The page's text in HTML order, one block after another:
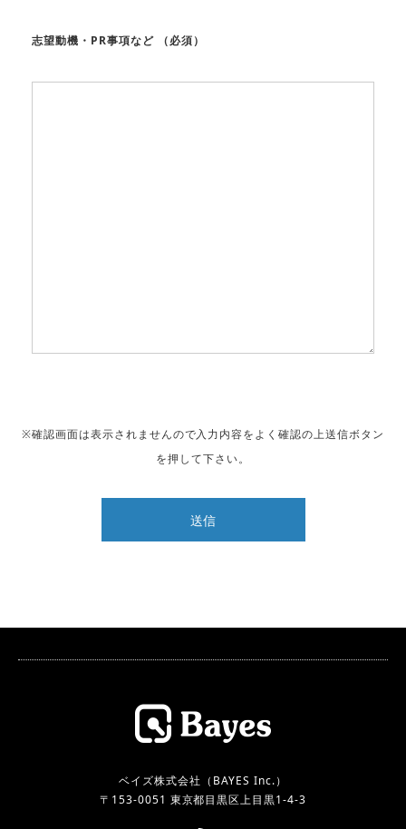
志望動機・PR事項など （必須）
※確認画面は表示されませんので入力内容をよく確認の上送信ボタン
を押して下さい。
ベイズ株式会社（BAYES Inc.）
〒153-0051 東京都目黒区上目黒1-4-3